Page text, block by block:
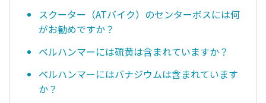
スクーター（ATバイク）のセンターボスには何
がお勧めですか？
ベルハンマーには硫黄は含まれていますか？
ベルハンマーにはバナジウムは含まれています
か？